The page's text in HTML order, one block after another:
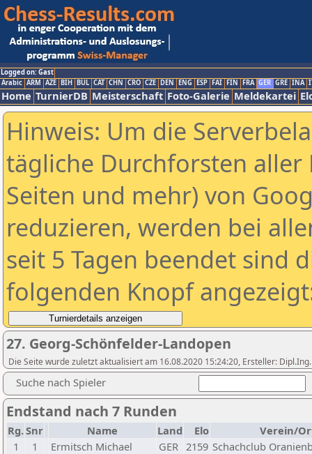
Logged on: Gast
Arabic ARM AZE BIH BUL CAT CHN CRO CZE DEN ENG ESP FAI FIN FRA GER GRE INA
Home TurnierDB Meisterschaft Foto-Galerie Meldekartei
Hinweis: Um die
tägliche Durchforsten aller
Seiten und mehr) von
reduzieren, werden bei
seit 5 Tagen beendet sind
folgenden Knopf
27. Georg-Schönfelder-Landopen
Die Seite wurde zuletzt aktualisiert am 16.08.2020 15:24:20, Ersteller:
Suche nach Spieler
Endstand nach 7 Runden
Rg.Snr Name Land Elo
Verein/
1
1 Ermitsch Michael GER 2159 Schachclub